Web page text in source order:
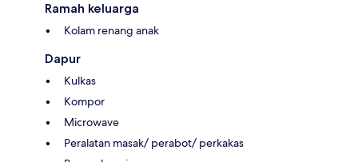
Ramah keluarga
Kolam renang anak
Dapur
Kulkas
Kompor
Microwave
Peralatan masak/ perabot/ perkakas